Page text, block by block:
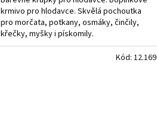
krmivo pro hlodavce. Skvělá pochoutka
pro morčata, potkany, osmáky, činčily,
křečky, myšky i pískomily.
Kód: 12.169